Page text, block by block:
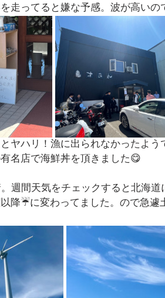
走ってると嫌な予感。波が高いの
ヤハリ！漁に出られなかったよう
名店で海鮮丼を頂きました😋
週間天気をチェックすると北海
降☔に変わってました。ので急